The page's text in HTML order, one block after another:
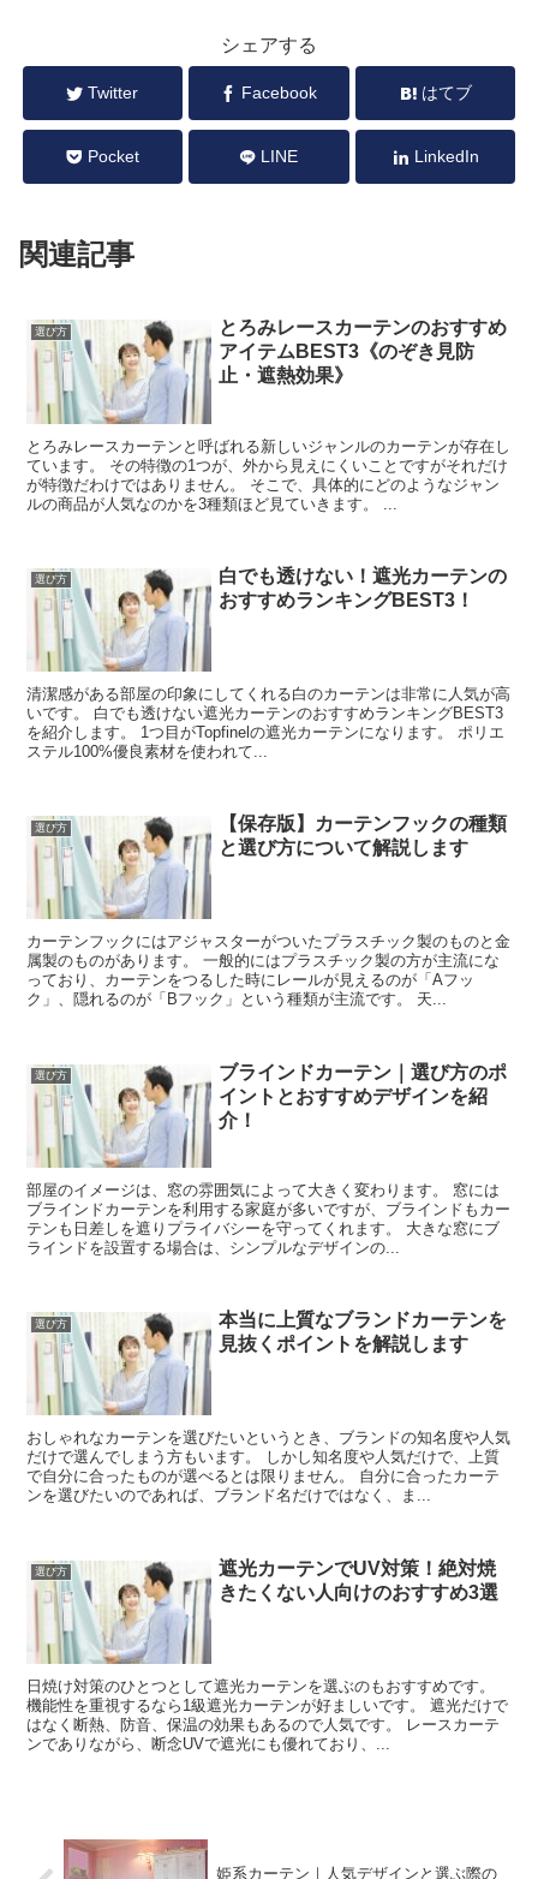
シェアする
Twitter Facebook はてブ
Pocket LINE LinkedIn
関連記事
選び方
とろみレースカーテンのおすすめ
アイテムBEST3《のぞき見防
止・遮熱効果》
とろみレースカーテンと呼ばれる新しいジャンルのカーテンが存在し
ています。 その特徴の1つが、外から見えにくいことですがそれだけ
が特徴だわけではありません。 そこで、具体的にどのようなジャン
ルの商品が人気なのかを3種類ほど見ていきます。 ...
選び方
白でも透けない！遮光カーテンの
おすすめランキングBEST3！
清潔感がある部屋の印象にしてくれる白のカーテンは非常に人気が高
いです。 白でも透けない遮光カーテンのおすすめランキングBEST3
を紹介します。 1つ目がTopfinelの遮光カーテンになります。 ポリエ
ステル100%優良素材を使われて...
選び方
【保存版】カーテンフックの種類
と選び方について解説します
カーテンフックにはアジャスターがついたプラスチック製のものと金
属製のものがあります。 一般的にはプラスチック製の方が主流にな
っており、カーテンをつるした時にレールが見えるのが「Aフッ
ク」、隠れるのが「Bフック」という種類が主流です。 天...
選び方
ブラインドカーテン｜選び方のポ
イントとおすすめデザインを紹
介！
部屋のイメージは、窓の雰囲気によって大きく変わります。 窓には
ブラインドカーテンを利用する家庭が多いですが、ブラインドもカー
テンも日差しを遮りプライバシーを守ってくれます。 大きな窓にブ
ラインドを設置する場合は、シンプルなデザインの...
選び方
本当に上質なブランドカーテンを
見抜くポイントを解説します
おしゃれなカーテンを選びたいというとき、ブランドの知名度や人気
だけで選んでしまう方もいます。 しかし知名度や人気だけで、上質
で自分に合ったものが選べるとは限りません。 自分に合ったカーテ
ンを選びたいのであれば、ブランド名だけではなく、ま...
選び方
遮光カーテンでUV対策！絶対焼
きたくない人向けのおすすめ3選
日焼け対策のひとつとして遮光カーテンを選ぶのもおすすめです。
機能性を重視するなら1級遮光カーテンが好ましいです。 遮光だけで
はなく断熱、防音、保温の効果もあるので人気です。 レースカーテ
ンでありながら、断念UVで遮光にも優れており、...
姫系カーテン｜人気デザインと選ぶ際の